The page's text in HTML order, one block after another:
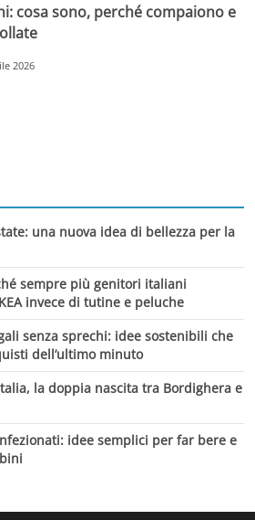
cosa sono, perché compaiono e
2026
una nuova idea di bellezza per la
sempre più genitori italiani
invece di tutine e peluche
senza sprechi: idee sostenibili che
dell’ultimo minuto
la doppia nascita tra Bordighera e
idee semplici per far bere e